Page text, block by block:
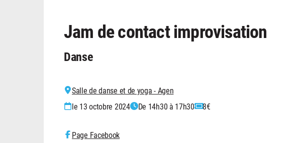
Jam de contact improvisation
Danse
Salle de danse et de yoga - Agen
le 13 octobre 2024
De 14h30 à 17h30 8€
Page Facebook